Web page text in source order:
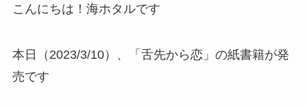
こんにちは！海ホタルです
本日（2023/3/10）、「舌先から恋」の紙書籍が発
売です